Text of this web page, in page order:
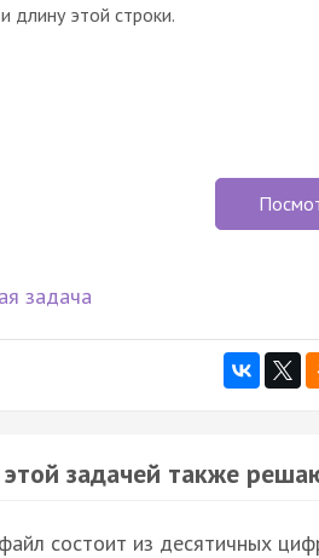
длину этой строки.
задача
задачей также
состоит из десятичных